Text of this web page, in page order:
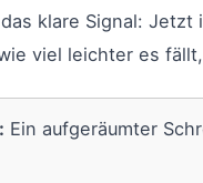
klare Signal:
viel leichter es
Ein aufgeräumter